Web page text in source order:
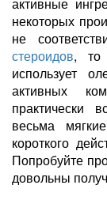
некоторых
не
стероидов, то
использует
активных
практически
весьма
короткого
Попробуйте
довольны